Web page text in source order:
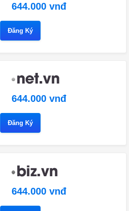
644.000 vnđ
Đăng Ký
644.000 vnđ
Đăng Ký
644.000 vnđ